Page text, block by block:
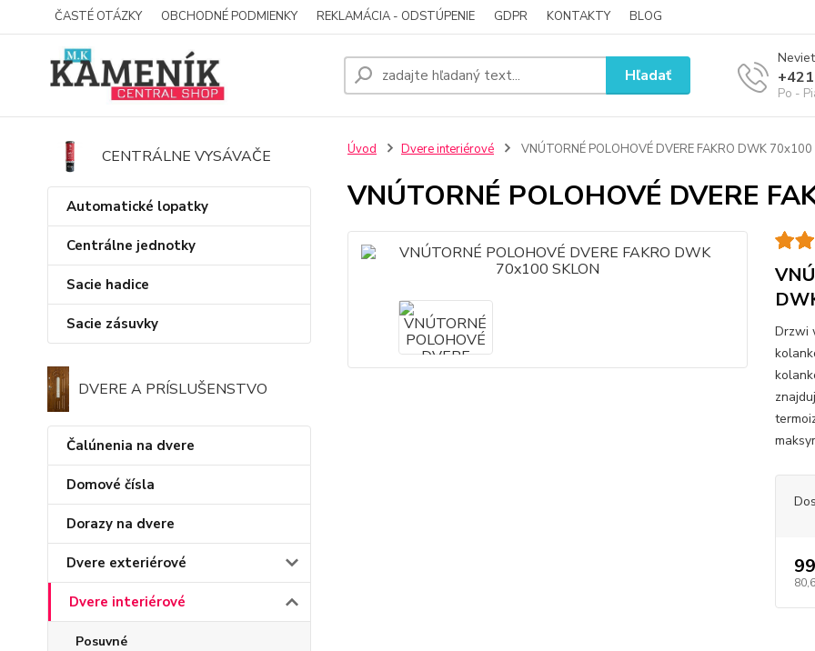
ČASTÉ OTÁZKY OBCHODNÉ PODMIENKY REKLAMÁCIA - ODSTÚPENIE GDPR KONTAKTY BLOG
Hľadať
Po -
CENTRÁLNE VYSÁVAČE
Automatické lopatky
Centrálne jednotky
Sacie hadice
Sacie zásuvky
DVERE A PRÍSLUŠENSTVO
Čalúnenia na dvere
Domové čísla
Dorazy na dvere
Dvere exteriérové
Dvere interiérové
Posuvné
Úvod Dvere interiérové VNÚTORNÉ POLOHOVÉ DVERE FAKRO DWK 70x100
VNÚTORNÉ POLOHOVÉ DVERE
Drzwi